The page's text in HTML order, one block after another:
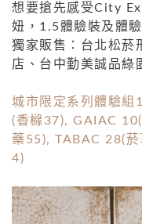
想要搶先感受City
妞，1.5體驗裝及體
獨家販售：台北松菸
店、台中勤美誠品綠
城市限定系列體驗
(香櫞37), GAIAC
藥55), TABAC 28(
4)